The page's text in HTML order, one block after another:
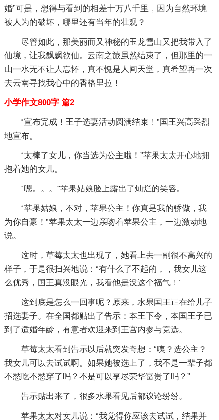
婚”可是，想得与看到的相差十万八千里，因为自然环境
被人为的破坏，哪里还有当年的壮观？
尽管如此，那美丽而又神秘的玉龙雪山又把我带入了
仙境，让我飘飘欲仙。云南之旅虽然结束了，但那里的一
山一水无不让人忘怀，真不愧是人间天堂，真希望再一次
去云南寻找我心中的香格里拉！
小学作文800字 篇2
“宣布完成！王子选妻活动圆满结束！”国王兴高采烈
地宣布。
“太棒了女儿，你当选为公主啦！”苹果太太开心地拥
抱着她的女儿。
“嗯。。。”苹果姑娘脸上露出了灿烂的笑容。
“苹果姑娘，不对，苹果公主！你真是我的骄傲，我
为你自豪！”苹果太太一边亲吻着苹果公主，一边激动地
说。
这时，草莓太太也出现了，她看上去一副很不高兴的
样子，于是很扫兴地说：“有什么了不起的，，我女儿这
么优秀，国王真没眼光，我看他是没这个福气！”
这到底是怎么一回事呢？原来，水果国王正在给儿子
招选妻子。在全国都贴出了告示：本王下令，本国王子已
到了适婚年龄，有意者欢迎来到王宫内参与竞选。
草莓太太看到告示以后就突发奇想：“咦？选公主？
我女儿可以去试试啊。如果她被选上了，我不是一辈子都
不愁吃不愁穿了吗？不是可以享尽荣华富贵了吗？”
告示贴出来了，很多水果看见后都议论纷纷。
苹果太太对女儿说：“我觉得你应该去试试，结果并